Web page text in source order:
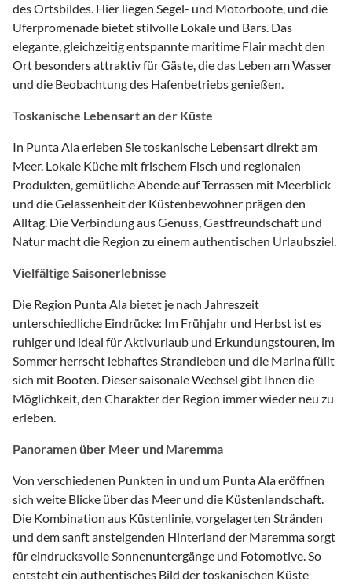
des Ortsbildes. Hier liegen Segel- und Motorboote, und die
Uferpromenade bietet stilvolle Lokale und Bars. Das
elegante, gleichzeitig entspannte maritime Flair macht den
Ort besonders attraktiv für Gäste, die das Leben am Wasser
und die Beobachtung des Hafenbetriebs genießen.
Toskanische Lebensart an der Küste
In Punta Ala erleben Sie toskanische Lebensart direkt am
Meer. Lokale Küche mit frischem Fisch und regionalen
Produkten, gemütliche Abende auf Terrassen mit Meerblick
und die Gelassenheit der Küstenbewohner prägen den
Alltag. Die Verbindung aus Genuss, Gastfreundschaft und
Natur macht die Region zu einem authentischen Urlaubsziel.
Vielfältige Saisonerlebnisse
Die Region Punta Ala bietet je nach Jahreszeit
unterschiedliche Eindrücke: Im Frühjahr und Herbst ist es
ruhiger und ideal für Aktivurlaub und Erkundungstouren, im
Sommer herrscht lebhaftes Strandleben und die Marina füllt
sich mit Booten. Dieser saisonale Wechsel gibt Ihnen die
Möglichkeit, den Charakter der Region immer wieder neu zu
erleben.
Panoramen über Meer und Maremma
Von verschiedenen Punkten in und um Punta Ala eröffnen
sich weite Blicke über das Meer und die Küstenlandschaft.
Die Kombination aus Küstenlinie, vorgelagerten Stränden
und dem sanft ansteigenden Hinterland der Maremma sorgt
für eindrucksvolle Sonnenuntergänge und Fotomotive. So
entsteht ein authentisches Bild der toskanischen Küste